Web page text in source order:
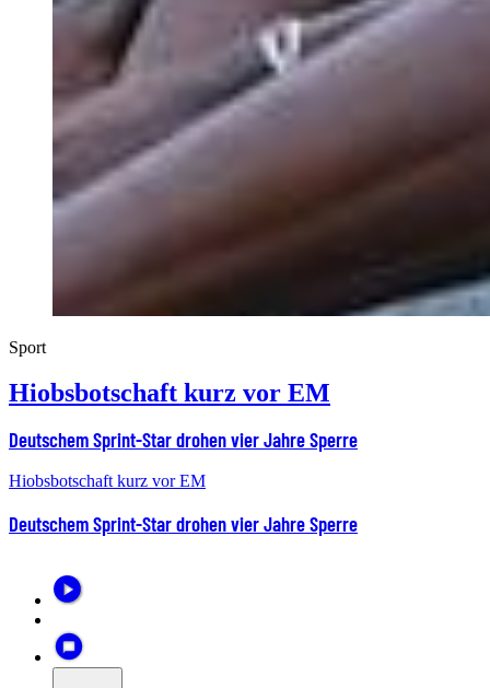
Sport
Hiobsbotschaft kurz vor EM
Deutschem Sprint-Star drohen vier Jahre Sperre
Hiobsbotschaft kurz vor EM
Deutschem Sprint-Star drohen vier Jahre Sperre